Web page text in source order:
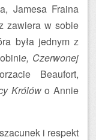
Jamesa Fraina
zawiera w sobie
była jednym z
e, Czerwonej
Beaufort,
Królówo Annie
i respekt